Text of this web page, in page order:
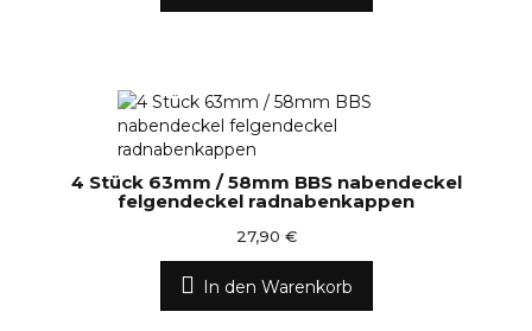
4 Stück 63mm / 58mm BBS nabendeckel
felgendeckel radnabenkappen
27,90 €
In den Warenkorb